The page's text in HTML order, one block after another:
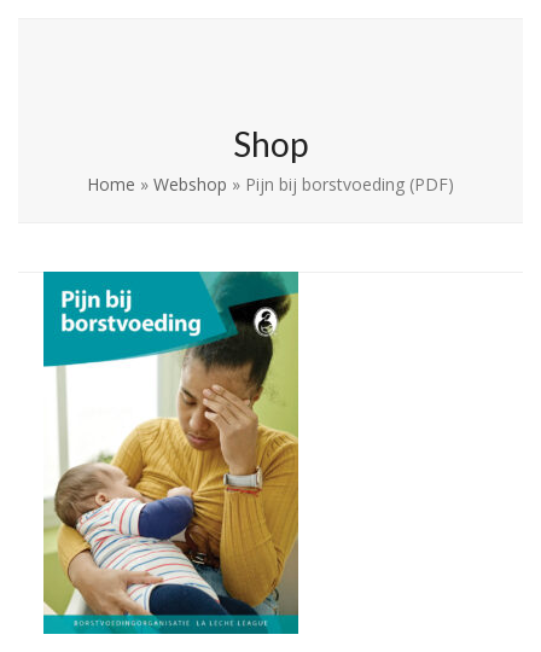
Shop
Home » Webshop » Pijn bij borstvoeding (PDF)